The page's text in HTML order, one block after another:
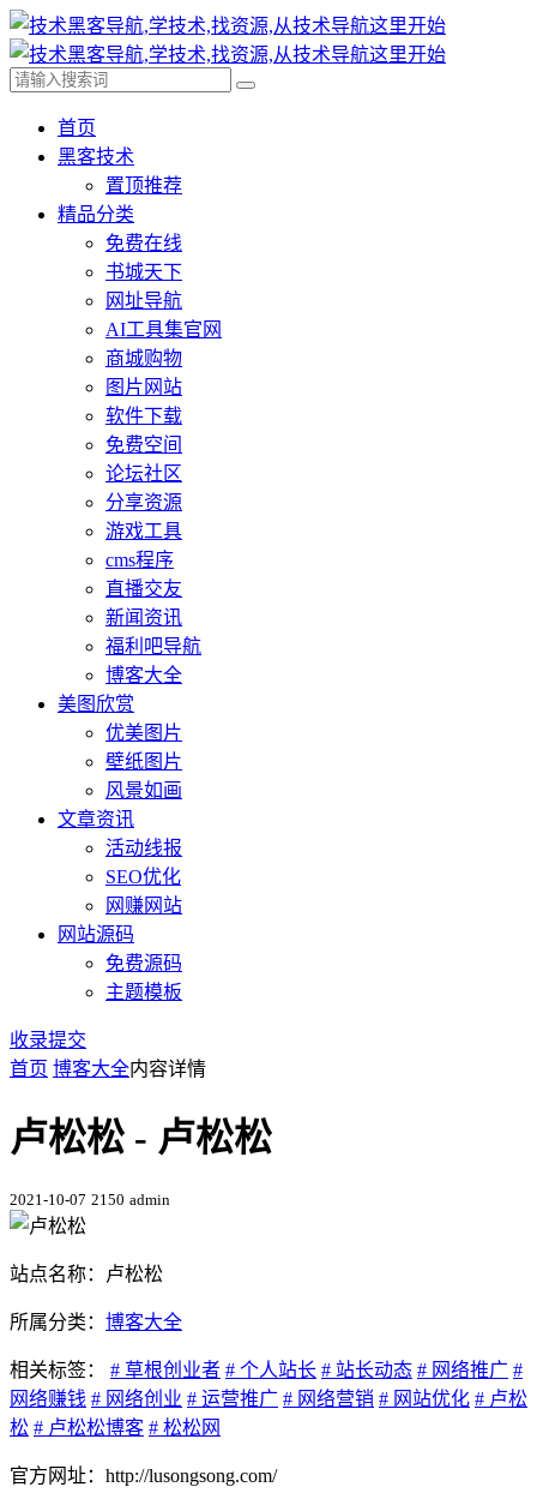
首页
黑客技术
置顶推荐
精品分类
免费在线
书城天下
网址导航
AI工具集官网
商城购物
图片网站
软件下载
免费空间
论坛社区
分享资源
游戏工具
cms程序
直播交友
新闻资讯
福利吧导航
博客大全
美图欣赏
优美图片
壁纸图片
风景如画
文章资讯
活动线报
SEO优化
网赚网站
网站源码
免费源码
主题模板
收录提交
首页 博客大全内容详情
卢松松 - 卢松松
2021-10-07 2150 admin
站点名称：卢松松
所属分类： 博客大全
相关标签： # 草根创业者 # 个人站长 # 站长动态 # 网络推广 #
网络赚钱 # 网络创业 # 运营推广 # 网络营销 # 网站优化 # 卢松
松 # 卢松松博客 # 松松网
官方网址：http://lusongsong.com/